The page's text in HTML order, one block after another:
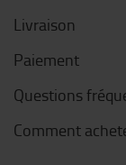
Livraison
Paiement
Questions
Comment